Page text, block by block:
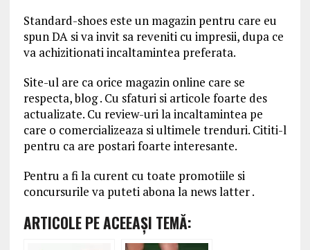
Standard-shoes este un magazin pentru care eu
spun DA si va invit sa reveniti cu impresii, dupa ce
va achizitionati incaltamintea preferata.
Site-ul are ca orice magazin online care se
respecta, blog . Cu sfaturi si articole foarte des
actualizate. Cu review-uri la incaltamintea pe
care o comercializeaza si ultimele trenduri. Cititi-l
pentru ca are postari foarte interesante.
Pentru a fi la curent cu toate promotiile si
concursurile va puteti abona la news latter .
ARTICOLE PE ACEEAŞI TEMĂ: